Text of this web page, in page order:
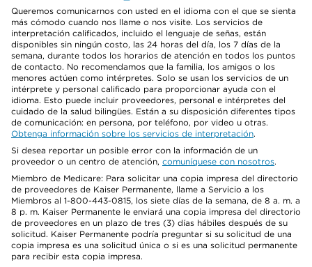
Queremos comunicarnos con usted en el idioma con el que se sienta
más cómodo cuando nos llame o nos visite. Los servicios de
interpretación calificados, incluido el lenguaje de señas, están
disponibles sin ningún costo, las 24 horas del día, los 7 días de la
semana, durante todos los horarios de atención en todos los puntos
de contacto. No recomendamos que la familia, los amigos o los
menores actúen como intérpretes. Solo se usan los servicios de un
intérprete y personal calificado para proporcionar ayuda con el
idioma. Esto puede incluir proveedores, personal e intérpretes del
cuidado de la salud bilingües. Están a su disposición diferentes tipos
de comunicación: en persona, por teléfono, por video u otras.
Obtenga información sobre los servicios de interpretación.
Si desea reportar un posible error con la información de un
proveedor o un centro de atención, comuníquese con nosotros.
Miembro de Medicare: Para solicitar una copia impresa del directorio
de proveedores de Kaiser Permanente, llame a Servicio a los
Miembros al 1-800-443-0815, los siete días de la semana, de 8 a. m. a
8 p. m. Kaiser Permanente le enviará una copia impresa del directorio
de proveedores en un plazo de tres (3) días hábiles después de su
solicitud. Kaiser Permanente podría preguntar si su solicitud de una
copia impresa es una solicitud única o si es una solicitud permanente
para recibir esta copia impresa.